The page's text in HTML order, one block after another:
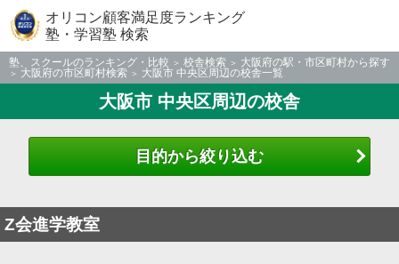
オリコン顧客満足度ランキング
塾・学習塾 検索
塾、スクールのランキング・比較 校舎検索
大阪府の駅・市区町村から探す
大阪府の市区町村検索
大阪市 中央区周辺の校舎一覧
大阪市 中央区周辺の校舎
目的から絞り込む
Z会進学教室